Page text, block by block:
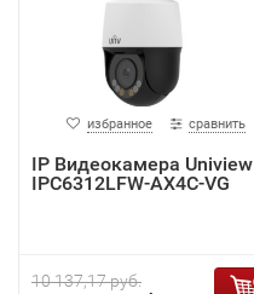
избранное сравнить
IP Видеокамера Uniview
IPC6312LFW-AX4C-VG
10 137,17 руб.